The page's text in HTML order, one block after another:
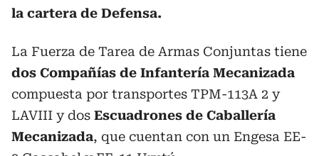
la cartera de Defensa.
La Fuerza de Tarea de Armas Conjuntas tiene
dos Compañías de Infantería Mecanizada
compuesta por transportes TPM-113A 2 y
LAVIII y dos Escuadrones de Caballería
Mecanizada, que cuentan con un Engesa EE-